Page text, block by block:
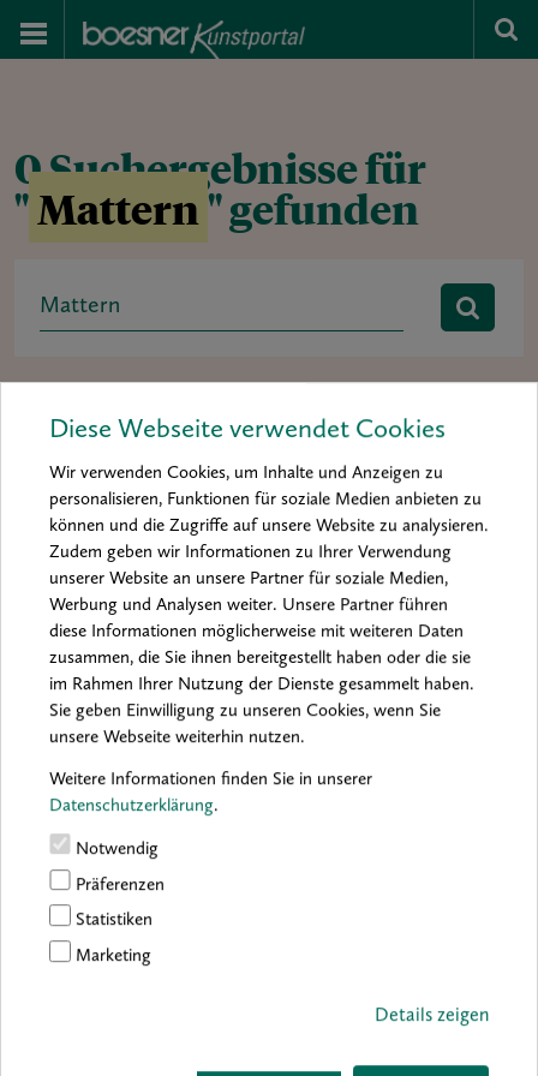
Diese Webseite verwendet Cookies
Wir verwenden Cookies, um Inhalte und Anzeigen zu
personalisieren, Funktionen für soziale Medien anbieten zu
können und die Zugriffe auf unsere Website zu analysieren.
Zudem geben wir Informationen zu Ihrer Verwendung
unserer Website an unsere Partner für soziale Medien,
Werbung und Analysen weiter. Unsere Partner führen
diese Informationen möglicherweise mit weiteren Daten
zusammen, die Sie ihnen bereitgestellt haben oder die sie
im Rahmen Ihrer Nutzung der Dienste gesammelt haben.
Sie geben Einwilligung zu unseren Cookies, wenn Sie
unsere Webseite weiterhin nutzen.
Weitere Informationen finden Sie in unserer
Datenschutzerklärung.
Notwendig
Präferenzen
Statistiken
Marketing
Details zeigen
0 Suchergebnisse für
" Mattern " gefunden
Search
for:
Rubrik: Ausstellung baa 2014
Kunst & Künstler Material & Inspiration
Materialkunde Mein Material News Porträt Praxis
Archiv: 2026 2025 2024 2023 2022 2021
2017
Sorry, no results were found.